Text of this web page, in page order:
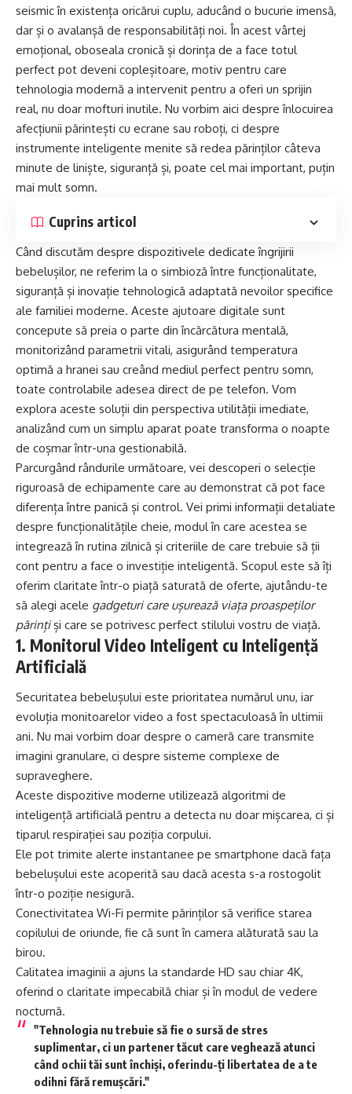
seismic în existența oricărui cuplu, aducând o bucurie imensă,
dar și o avalanșă de responsabilități noi. În acest vârtej
emoțional, oboseala cronică și dorința de a face totul
perfect pot deveni copleșitoare, motiv pentru care
tehnologia modernă a intervenit pentru a oferi un sprijin
real, nu doar mofturi inutile. Nu vorbim aici despre înlocuirea
afecțiunii părintești cu ecrane sau roboți, ci despre
instrumente inteligente menite să redea părinților câteva
minute de liniște, siguranță și, poate cel mai important, puțin
mai mult somn.
Cuprins articol
Când discutăm despre dispozitivele dedicate îngrijirii
bebelușilor, ne referim la o simbioză între funcționalitate,
siguranță și inovație tehnologică adaptată nevoilor specifice
ale familiei moderne. Aceste ajutoare digitale sunt
concepute să preia o parte din încărcătura mentală,
monitorizând parametrii vitali, asigurând temperatura
optimă a hranei sau creând mediul perfect pentru somn,
toate controlabile adesea direct de pe telefon. Vom
explora aceste soluții din perspectiva utilității imediate,
analizând cum un simplu aparat poate transforma o noapte
de coșmar într-una gestionabilă.
Parcurgând rândurile următoare, vei descoperi o selecție
riguroasă de echipamente care au demonstrat că pot face
diferența între panică și control. Vei primi informații detaliate
despre funcționalitățile cheie, modul în care acestea se
integrează în rutina zilnică și criteriile de care trebuie să ții
cont pentru a face o investiție inteligentă. Scopul este să îți
oferim claritate într-o piață saturată de oferte, ajutându-te
să alegi acele gadgeturi care ușurează viața proaspeților
părințiși care se potrivesc perfect stilului vostru de viață.
1. Monitorul Video Inteligent cu Inteligență
Artificială
Securitatea bebelușului este prioritatea numărul unu, iar
evoluția monitoarelor video a fost spectaculoasă în ultimii
ani. Nu mai vorbim doar despre o cameră care transmite
imagini granulare, ci despre sisteme complexe de
supraveghere.
Aceste dispozitive moderne utilizează algoritmi de
inteligență artificială pentru a detecta nu doar mișcarea, ci și
tiparul respirației sau poziția corpului.
Ele pot trimite alerte instantanee pe smartphone dacă fața
bebelușului este acoperită sau dacă acesta s-a rostogolit
într-o poziție nesigură.
Conectivitatea Wi-Fi permite părinților să verifice starea
copilului de oriunde, fie că sunt în camera alăturată sau la
birou.
Calitatea imaginii a ajuns la standarde HD sau chiar 4K,
oferind o claritate impecabilă chiar și în modul de vedere
nocturnă.
"Tehnologia nu trebuie să fie o sursă de stres
suplimentar, ci un partener tăcut care veghează atunci
când ochii tăi sunt închiși, oferindu-ți libertatea de a te
odihni fără remușcări."